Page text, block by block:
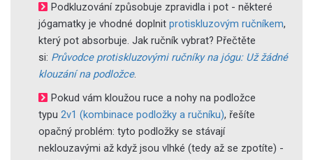
Podkluzování způsobuje zpravidla i pot - některé
jógamatky je vhodné doplnit protiskluzovým ručníkem,
který pot absorbuje. Jak ručník vybrat? Přečtěte
si: Průvodce protiskluzovými ručníky na jógu: Už žádné
klouzání na podložce.
Pokud vám kloužou ruce a nohy na podložce
typu 2v1 (kombinace podložky a ručníku), řešíte
opačný problém: tyto podložky se stávají
neklouzavými až když jsou vlhké (tedy až se zpotíte) -